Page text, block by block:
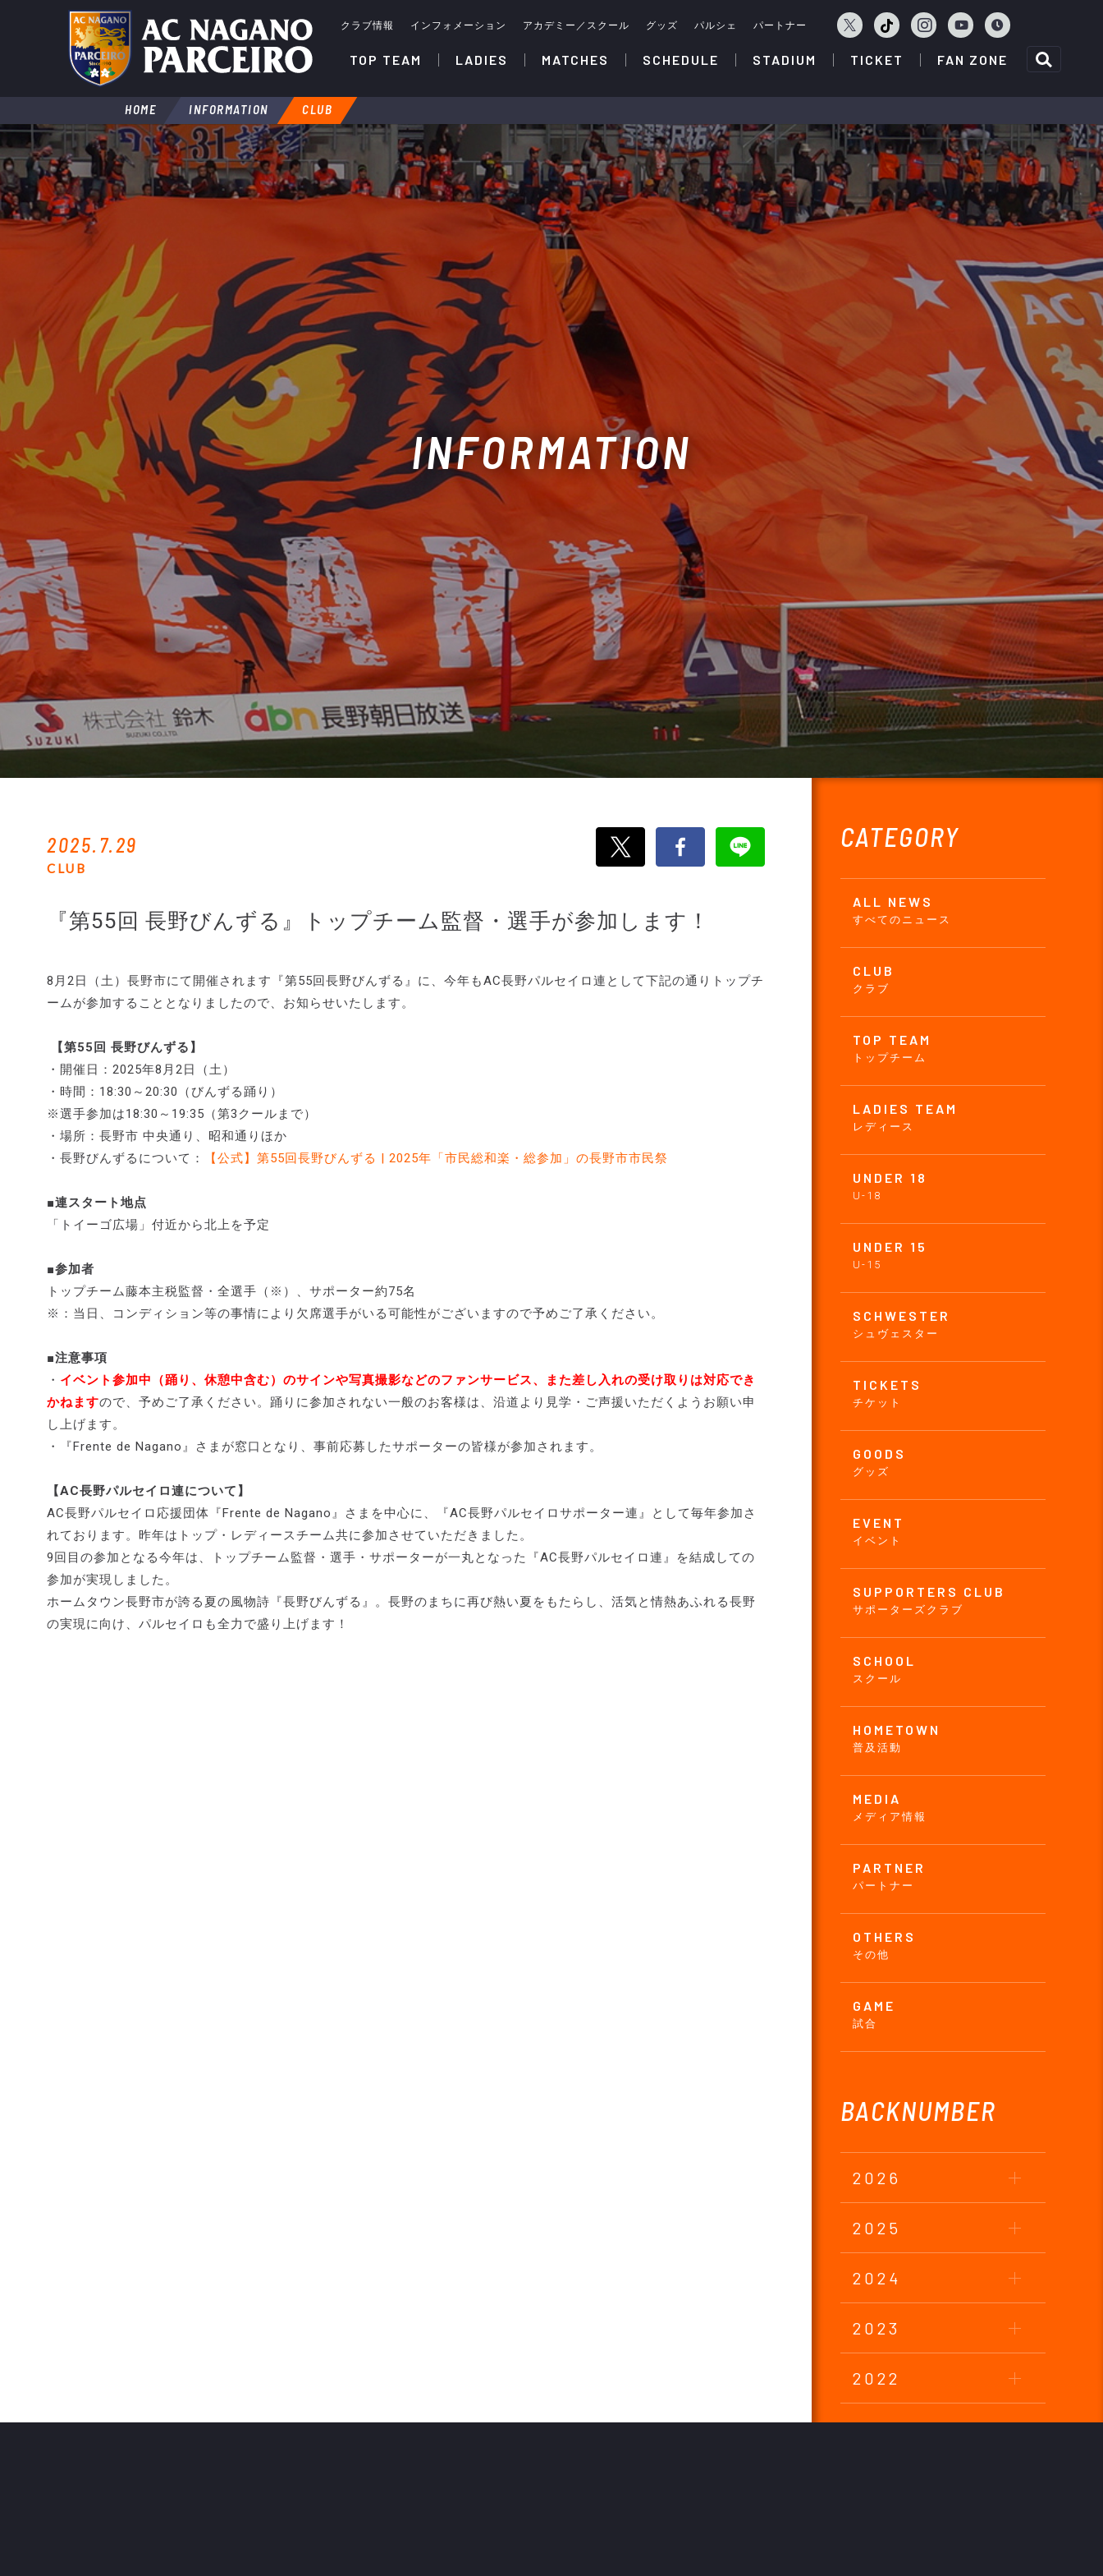
クラブ情報 インフォメーション アカデミー／スクール グッズ パルシェ パートナー
TOP TEAM LADIES MATCHES SCHEDULE STADIUM TICKET FAN ZONE
HOME INFORMATION CLUB
INFORMATION
CATEGORY
ALL NEWS
すべてのニュース
CLUB
クラブ
TOP TEAM
トップチーム
LADIES TEAM
レディース
UNDER 18
U-18
UNDER 15
U-15
SCHWESTER
シュヴェスター
TICKETS
チケット
GOODS
グッズ
EVENT
イベント
SUPPORTERS CLUB
サポーターズクラブ
SCHOOL
スクール
HOMETOWN
普及活動
MEDIA
メディア情報
PARTNER
パートナー
OTHERS
その他
GAME
試合
BACKNUMBER
2026
2025
2024
2023
2022
2021
2025.7.29
CLUB
『第55回 長野びんずる』トップチーム監督・選手が参加します！
8月2日（土）長野市にて開催されます『第55回長野びんずる』に、今年もAC長野パルセイロ連として下記の通りトップチ
ームが参加することとなりましたので、お知らせいたします。
【第55回 長野びんずる】
・開催日：2025年8月2日（土）
・時間：18:30～20:30（びんずる踊り）
※選手参加は18:30～19:35（第3クールまで）
・場所：長野市 中央通り、昭和通りほか
・長野びんずるについて：
【公式】第55回長野びんずる | 2025年「市民総和楽・総参加」の長野市市民祭
■連スタート地点
「トイーゴ広場」付近から北上を予定
■参加者
トップチーム藤本主税監督・全選手（※）、サポーター約75名
※：当日、コンディション等の事情により欠席選手がいる可能性がございますので予めご了承ください。
■注意事項
・ イベント参加中（踊り、休憩中含む）のサインや写真撮影などのファンサービス、また差し入れの受け取りは対応でき
かねますので、予めご了承ください。踊りに参加されない一般のお客様は、沿道より見学・ご声援いただくようお願い申
し上げます。
・『Frente de Nagano』さまが窓口となり、事前応募したサポーターの皆様が参加されます。
【AC長野パルセイロ連について】
AC長野パルセイロ応援団体『Frente de Nagano』さまを中心に、『AC長野パルセイロサポーター連』として毎年参加さ
れております。昨年はトップ・レディースチーム共に参加させていただきました。
9回目の参加となる今年は、トップチーム監督・選手・サポーターが一丸となった『AC長野パルセイロ連』を結成しての
参加が実現しました。
ホームタウン長野市が誇る夏の風物詩『長野びんずる』。長野のまちに再び熱い夏をもたらし、活気と情熱あふれる長野
の実現に向け、パルセイロも全力で盛り上げます！